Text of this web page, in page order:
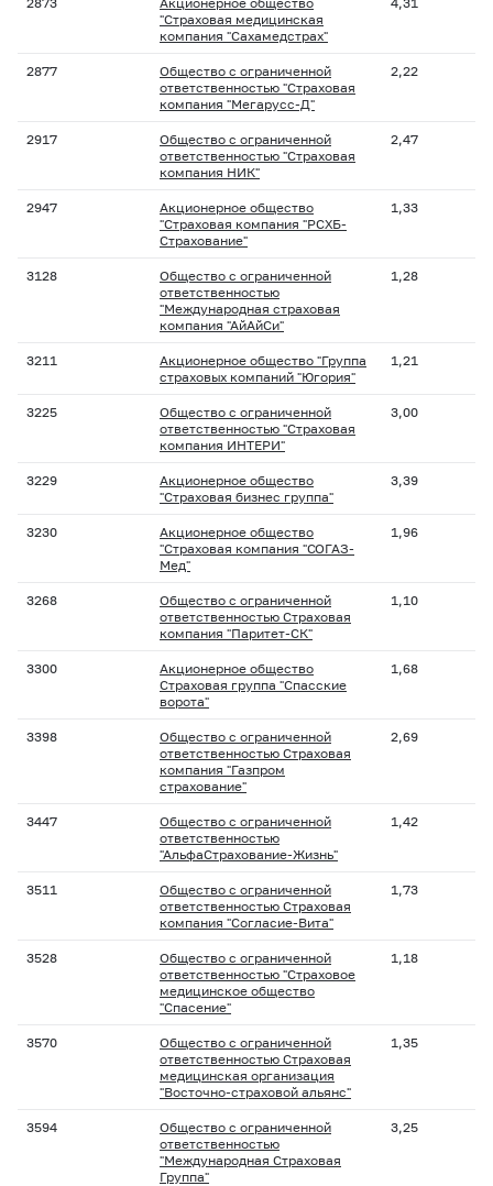
"Страховая медицинская
компания "Сахамедстрах"
2877
Общество с ограниченной
ответственностью "Страховая
компания "Мегарусс-Д"
2,22
2917
Общество с ограниченной
ответственностью "Страховая
компания НИК"
2,47
2947
Акционерное общество
"Страховая компания "РСХБ-
Страхование"
1,33
3128
Общество с ограниченной
ответственностью
"Международная страховая
компания "АйАйСи"
1,28
3211
Акционерное общество "Группа
страховых компаний "Югория"
1,21
3225
Общество с ограниченной
ответственностью "Страховая
компания ИНТЕРИ"
3,00
3229
Акционерное общество
"Страховая бизнес группа"
3,39
3230
Акционерное общество
"Страховая компания "СОГАЗ-
Мед"
1,96
3268
Общество с ограниченной
ответственностью Страховая
компания "Паритет-СК"
1,10
3300
Акционерное общество
Страховая группа "Спасские
ворота"
1,68
3398
Общество с ограниченной
ответственностью Страховая
компания "Газпром
страхование"
2,69
3447
Общество с ограниченной
ответственностью
"АльфаСтрахование-Жизнь"
1,42
3511
Общество с ограниченной
ответственностью Страховая
компания "Согласие-Вита"
1,73
3528
Общество с ограниченной
ответственностью "Страховое
медицинское общество
"Спасение"
1,18
3570
Общество с ограниченной
ответственностью Страховая
медицинская организация
"Восточно-страховой альянс"
1,35
3594
Общество с ограниченной
ответственностью
"Международная Страховая
Группа"
3,25